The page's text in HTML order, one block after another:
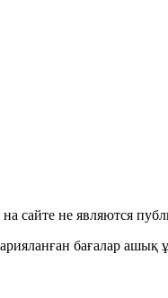
сайте не являются
бағалар